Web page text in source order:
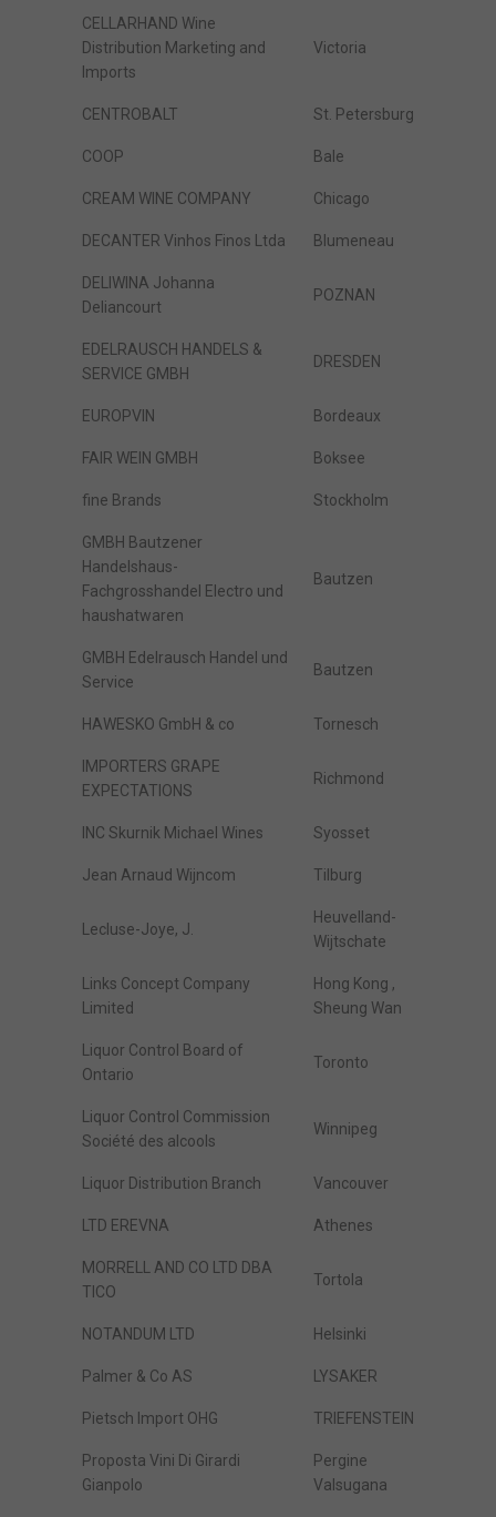
CELLARHAND Wine
Distribution Marketing and
Imports
Victoria
CENTROBALT St. Petersburg
COOP Bale
CREAM WINE COMPANY Chicago
DECANTER Vinhos Finos Ltda Blumeneau
DELIWINA Johanna
Deliancourt
POZNAN
EDELRAUSCH HANDELS &
SERVICE GMBH
DRESDEN
EUROPVIN Bordeaux
FAIR WEIN GMBH Boksee
fine Brands Stockholm
GMBH Bautzener
Handelshaus-
Fachgrosshandel Electro und
haushatwaren
Bautzen
GMBH Edelrausch Handel und
Service
Bautzen
HAWESKO GmbH & co Tornesch
IMPORTERS GRAPE
EXPECTATIONS
Richmond
INC Skurnik Michael Wines Syosset
Jean Arnaud Wijncom Tilburg
Lecluse-Joye, J.
Heuvelland-
Wijtschate
Links Concept Company
Limited
Hong Kong ,
Sheung Wan
Liquor Control Board of
Ontario
Toronto
Liquor Control Commission
Société des alcools
Winnipeg
Liquor Distribution Branch Vancouver
LTD EREVNA Athenes
MORRELL AND CO LTD DBA
TICO
Tortola
NOTANDUM LTD Helsinki
Palmer & Co AS LYSAKER
Pietsch Import OHG TRIEFENSTEIN
Proposta Vini Di Girardi
Gianpolo
Pergine
Valsugana